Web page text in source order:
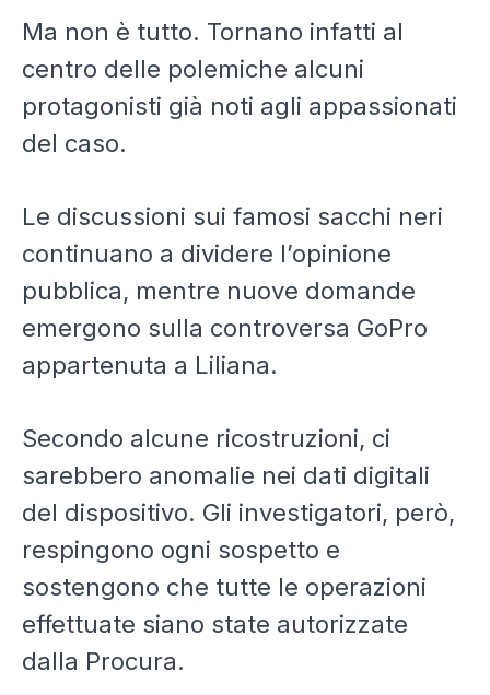
Ma non è tutto. Tornano infatti al
centro delle polemiche alcuni
protagonisti già noti agli appassionati
del caso.
Le discussioni sui famosi sacchi neri
continuano a dividere l’opinione
pubblica, mentre nuove domande
emergono sulla controversa GoPro
appartenuta a Liliana.
Secondo alcune ricostruzioni, ci
sarebbero anomalie nei dati digitali
del dispositivo. Gli investigatori, però,
respingono ogni sospetto e
sostengono che tutte le operazioni
effettuate siano state autorizzate
dalla Procura.